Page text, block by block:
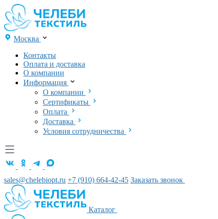
Москва
Контакты
Оплата и доставка
О компании
Информация
О компании
Сертификаты
Оплата
Доставка
Условия сотрудничества
sales@chelebiopt.ru +7 (910) 664-42-45 Заказать звонок
Каталог